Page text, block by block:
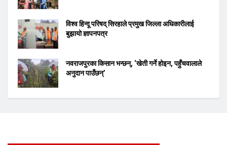
विश्व हिन्दू परिषद् सिरहाले प्रमुख जिल्ला अधिकारीलाई
बुझायो ज्ञापनपत्र
नवराजपुरका किसान भन्छन्, ‘खेती गर्ने होइन, पहुँचवालाले
अनुदान पाउँछन्’